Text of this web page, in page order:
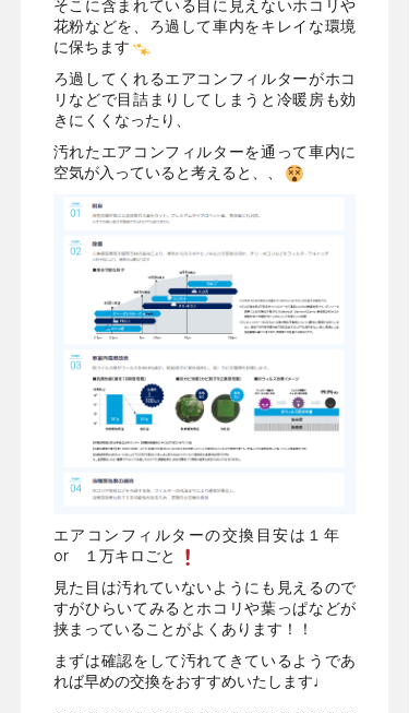
そこに含まれている目に見えないホコリや
花粉などを、ろ過して車内をキレイな環境
に保ちます
ろ過してくれるエアコンフィルターがホコ
リなどで目詰まりしてしまうと冷暖房も効
きにくくなったり、
汚れたエアコンフィルターを通って車内に
空気が入っていると考えると、、
エアコンフィルターの交換目安は１年
or １万キロごと
見た目は汚れていないようにも見えるので
すがひらいてみるとホコリや葉っぱなどが
挟まっていることがよくあります！！
まずは確認をして汚れてきているようであ
れば早めの交換をおすすめいたします♩